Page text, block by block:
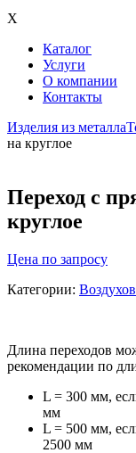
X
Каталог
Услуги
О компании
Контакты
Изделия из металла
на круглое
Переход с
круглое
Цена по запросу
Категории:
Длина переходов
рекомендации по
L = 300 мм,
мм
L = 500 мм,
2500 мм